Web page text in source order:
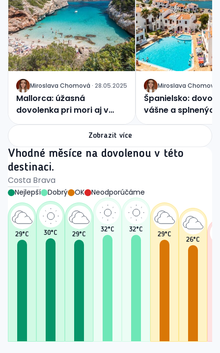
J Miroslava Chomová · 28.05.2025
Mallorca: úžasná
dovolenka pri mori aj v
horách
J Miroslava Chomová
Španielsko:
vášne a
Zobrazit více
Vhodné měsíce na dovolenou v této
destinaci.
Costa Brava
Nejlepší Dobrý OK Neodporúčáme
29°C 30°C 29°C
32°C 32°C
29°C
26°C